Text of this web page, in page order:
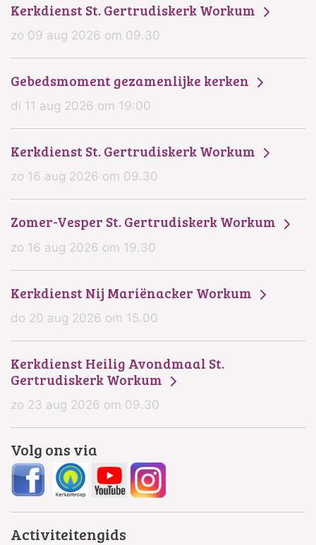
Kerkdienst St. Gertrudiskerk Workum
zo 09 aug 2026 om 09.30
Gebedsmoment gezamenlijke kerken
di 11 aug 2026 om 19:00
Kerkdienst St. Gertrudiskerk Workum
zo 16 aug 2026 om 09.30
Zomer-Vesper St. Gertrudiskerk Workum
zo 16 aug 2026 om 19.30
Kerkdienst Nij Mariënacker Workum
do 20 aug 2026 om 15.00
Kerkdienst Heilig Avondmaal St.
Gertrudiskerk Workum
zo 23 aug 2026 om 09.30
Volg ons via
Activiteitengids